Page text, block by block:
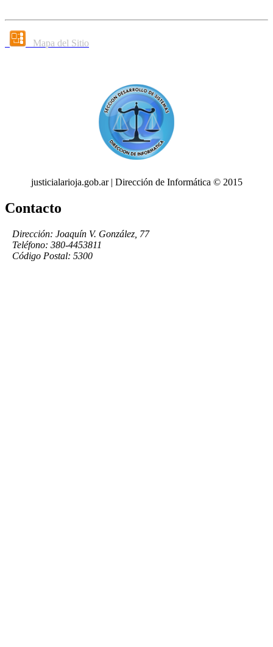
Mapa del Sitio
justicialarioja.gob.ar | Dirección de Informática © 2015
Contacto
Dirección: Joaquín V. González, 77
Teléfono: 380-4453811
Código Postal: 5300